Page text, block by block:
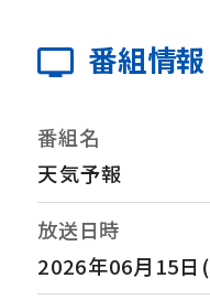
番組情報
番組名
天気予報
放送日時
2026年06月15日